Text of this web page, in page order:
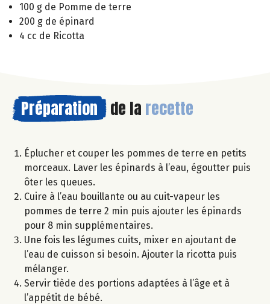
100 g de Pomme de terre
200 g de épinard
4 cc de Ricotta
Préparation de la recette
Éplucher et couper les pommes de terre en petits
morceaux. Laver les épinards à l’eau, égoutter puis
ôter les queues.
Cuire à l’eau bouillante ou au cuit-vapeur les
pommes de terre 2 min puis ajouter les épinards
pour 8 min supplémentaires.
Une fois les légumes cuits, mixer en ajoutant de
l’eau de cuisson si besoin. Ajouter la ricotta puis
mélanger.
Servir tiède des portions adaptées à l’âge et à
l’appétit de bébé.